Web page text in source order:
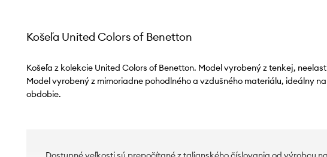
Košeľa United Colors of Benetton
Košeľa z kolekcie United Colors of Benetton. Model vyrobený z tenkej,
Model vyrobený z mimoriadne pohodlného a vzdušného materiálu, ideálny
obdobie.